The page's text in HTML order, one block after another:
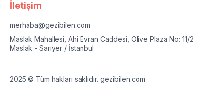
İletişim
merhaba@gezibilen.com
Maslak Mahallesi, Ahi Evran Caddesi, Olive Plaza No: 11/2
Maslak - Sarıyer / İstanbul
2025 © Tüm hakları saklıdır. gezibilen.com